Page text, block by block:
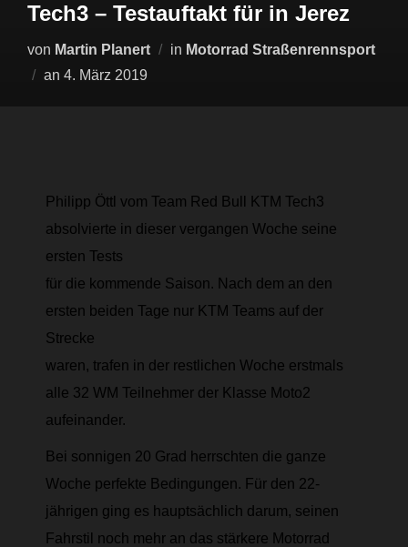
Tech3 – Testauftakt für in Jerez
von Martin Planert in Motorrad Straßenrennsport
an 4. März 2019
Philipp Öttl vom Team Red Bull KTM Tech3
absolvierte in dieser vergangen Woche seine
ersten Tests
für die kommende Saison. Nach dem an den
ersten beiden Tage nur KTM Teams auf der
Strecke
waren, trafen in der restlichen Woche erstmals
alle 32 WM Teilnehmer der Klasse Moto2
aufeinander.
Bei sonnigen 20 Grad herrschten die ganze
Woche perfekte Bedingungen. Für den 22-
jährigen ging es hauptsächlich darum, seinen
Fahrstil noch mehr an das stärkere Motorrad